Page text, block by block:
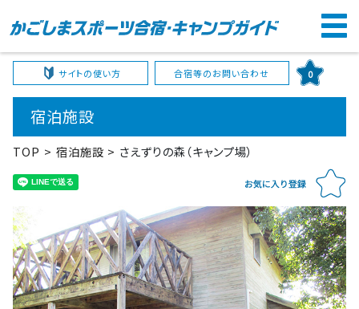
サイトの使い方 合宿等のお問い合わせ 0
宿泊施設
TOP 宿泊施設 さえずりの森（キャンプ場）